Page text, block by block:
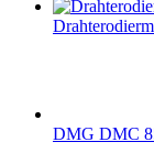
DMG DMC